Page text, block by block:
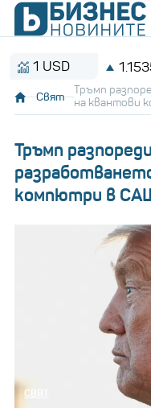
1.1535 BGN
Свят
Тръмп
на квантови
Тръмп
компютри в
СВЯТ